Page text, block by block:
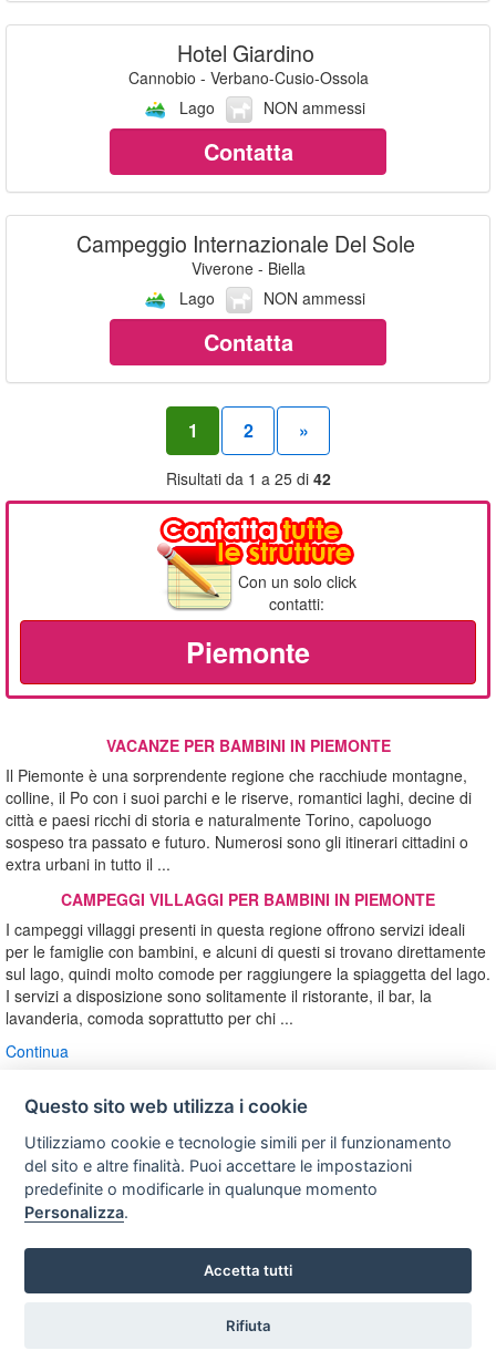
Hotel Giardino
Cannobio - Verbano-Cusio-Ossola
Lago
NON ammessi
Contatta
Campeggio Internazionale Del Sole
Viverone - Biella
Lago
NON ammessi
Contatta
1 2 »
Risultati da 1 a 25 di 42
Con un solo click
contatti:
Piemonte
VACANZE PER BAMBINI IN PIEMONTE
Il Piemonte è una sorprendente regione che racchiude montagne,
colline, il Po con i suoi parchi e le riserve, romantici laghi, decine di
città e paesi ricchi di storia e naturalmente Torino, capoluogo
sospeso tra passato e futuro. Numerosi sono gli itinerari cittadini o
extra urbani in tutto il ...
CAMPEGGI VILLAGGI PER BAMBINI IN PIEMONTE
I campeggi villaggi presenti in questa regione offrono servizi ideali
per le famiglie con bambini, e alcuni di questi si trovano direttamente
sul lago, quindi molto comode per raggiungere la spiaggetta del lago.
I servizi a disposizione sono solitamente il ristorante, il bar, la
lavanderia, comoda soprattutto per chi ...
Continua
Privacy
policy
Avviso
legale
Scrivici
Copyright © 2008
SVILUPPO TURISMO ITALIA S.r.L. unipersonale
P.IVA: 01665350433 - R.E.A. FM-195884 Via A. Costa, 2
Questo sito web utilizza i cookie
Utilizziamo cookie e tecnologie simili per il funzionamento
del sito e altre finalità. Puoi accettare le impostazioni
predefinite o modificarle in qualunque momento
Personalizza.
Accetta tutti
Rifiuta